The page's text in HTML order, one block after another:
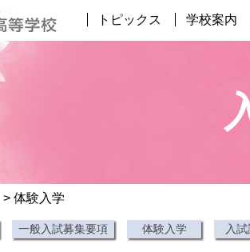
トピックス 学校案内
> 体験入学
一般入試募集要項 体験入学 入